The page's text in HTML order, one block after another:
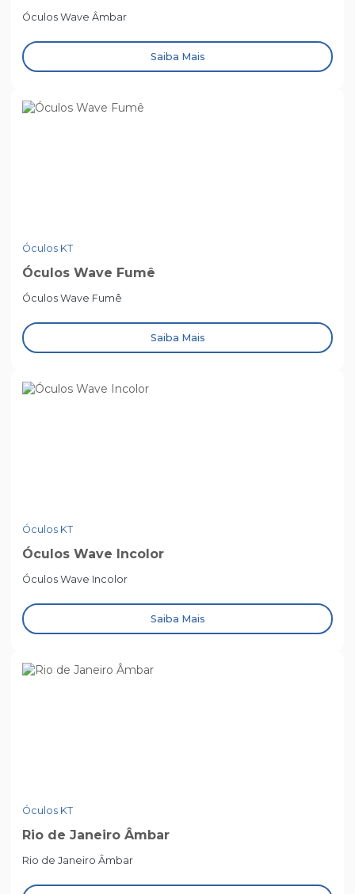
Óculos Wave Âmbar
Saiba Mais
Óculos KT
Óculos Wave Fumê
Óculos Wave Fumê
Saiba Mais
Óculos KT
Óculos Wave Incolor
Óculos Wave Incolor
Saiba Mais
Óculos KT
Rio de Janeiro Âmbar
Rio de Janeiro Âmbar